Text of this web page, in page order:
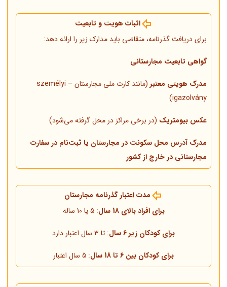
اثبات هویت و تابعیت
برای دریافت گذرنامه، متقاضی باید مدارک زیر را ارائه دهد:
گواهی تابعیت مجارستانی
مدرک هویتی معتبر
(مانند کارت ملی مجارستان – személyi
igazolvány)
عکس بیومتریک (در برخی مراکز در محل گرفته می‌شود)
مدرک آدرس محل سکونت در مجارستان یا ثبت‌نام در سفارت
مجارستانی در خارج از کشور
مدت اعتبار گذرنامه مجارستان
برای افراد بالای 18 سال
: 5 یا 10 ساله
برای کودکان زیر 6 سال
: تا 3 سال اعتبار دارد
برای کودکان بین 6 تا 18 سال
: 5 سال اعتبار